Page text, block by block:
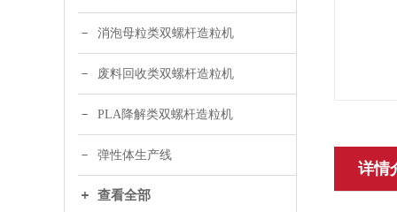
消泡母粒类双螺杆造粒机
废料回收类双螺杆造粒机
PLA降解类双螺杆造粒机
弹性体生产线
查看全部
详情